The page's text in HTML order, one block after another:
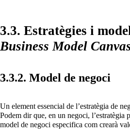
3.3. Estratègies i
Business Model
3.3.2. Model de negoci
Un element essencial de l’estratègia de
Podem dir que, en un negoci, l’estratègia
model de negoci especifica com crearà